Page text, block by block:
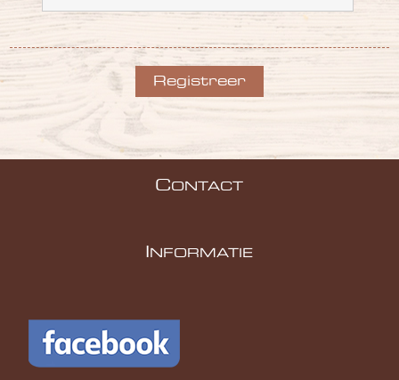
CONTACT
NFORMATIE